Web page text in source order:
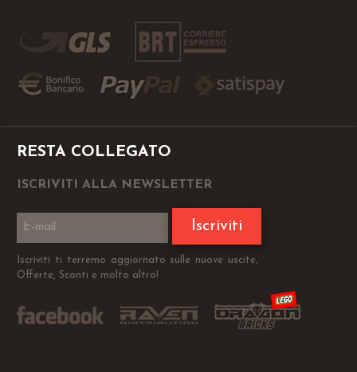
RESTA COLLEGATO
ISCRIVITI ALLA NEWSLETTER
Iscriviti
Iscriviti ti terremo aggiornato sulle nuove uscite,
Offerte, Sconti e molto altro!